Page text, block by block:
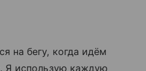
на бегу, когда идём
Я использую каждую